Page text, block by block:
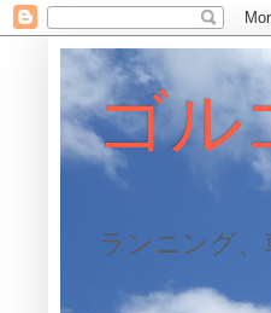
ゴル
ランニング、